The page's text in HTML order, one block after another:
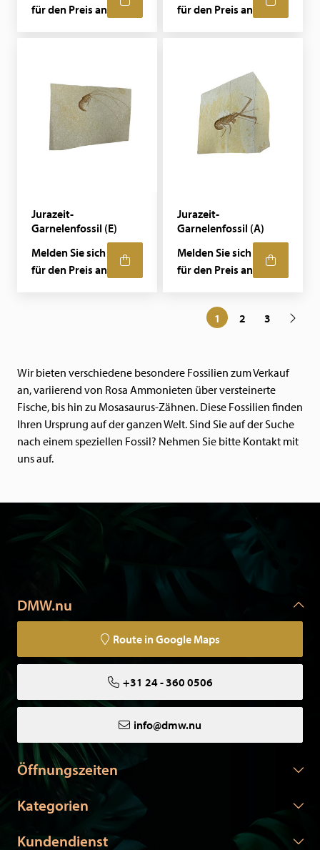
für den Preis an
für den Preis an
Jurazeit-
Garnelenfossil (E)
Melden Sie sich
für den Preis an
Jurazeit-
Garnelenfossil (A)
Melden Sie sich
für den Preis an
1 2 3
Wir bieten verschiedene besondere Fossilien zum Verkauf
an, variierend von Rosa Ammonieten über versteinerte
Fische, bis hin zu Mosasaurus-Zähnen. Diese Fossilien finden
Ihren Ursprung auf der ganzen Welt. Sind Sie auf der Suche
nach einem speziellen Fossil? Nehmen Sie bitte Kontakt mit
uns auf.
DMW.nu
Route in Google Maps
+31 24 - 360 0506
info@dmw.nu
Öffnungszeiten
Kategorien
Kundendienst